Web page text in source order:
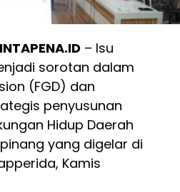
– Isu
sorotan dalam
(FGD) dan
penyusunan
Hidup Daerah
yang digelar di
Kamis